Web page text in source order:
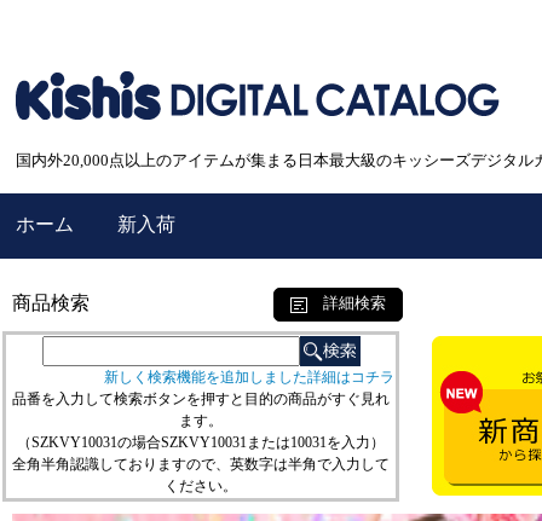
国内外20,000点以上のアイテムが集まる日本最大級のキッシーズデジタル
ホーム 新入荷
商品検索 詳細検索
新しく検索機能を追加しました詳細はコチラ
品番を入力して検索ボタンを押すと目的の商品がすぐ見れ
ます。
（SZKVY10031の場合SZKVY10031または10031を入力）
全角半角認識しておりますので、英数字は半角で入力して
ください。